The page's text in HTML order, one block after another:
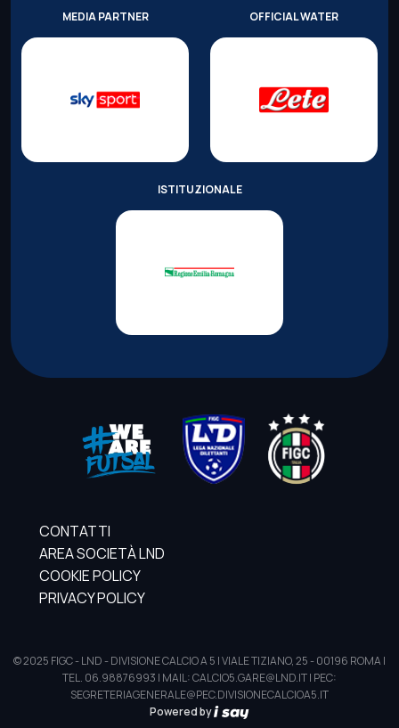
MEDIA PARTNER OFFICIAL WATER
ISTITUZIONALE
CONTATTI
AREA SOCIETÀ LND
COOKIE POLICY
PRIVACY POLICY
© 2025 FIGC - LND - DIVISIONE CALCIO A 5 | VIALE TIZIANO, 25 - 00196 ROMA |
TEL. 06.98876993 | MAIL: CALCIO5.GARE@LND.IT | PEC:
SEGRETERIAGENERALE@PEC.DIVISIONECALCIOA5.IT
Powered by